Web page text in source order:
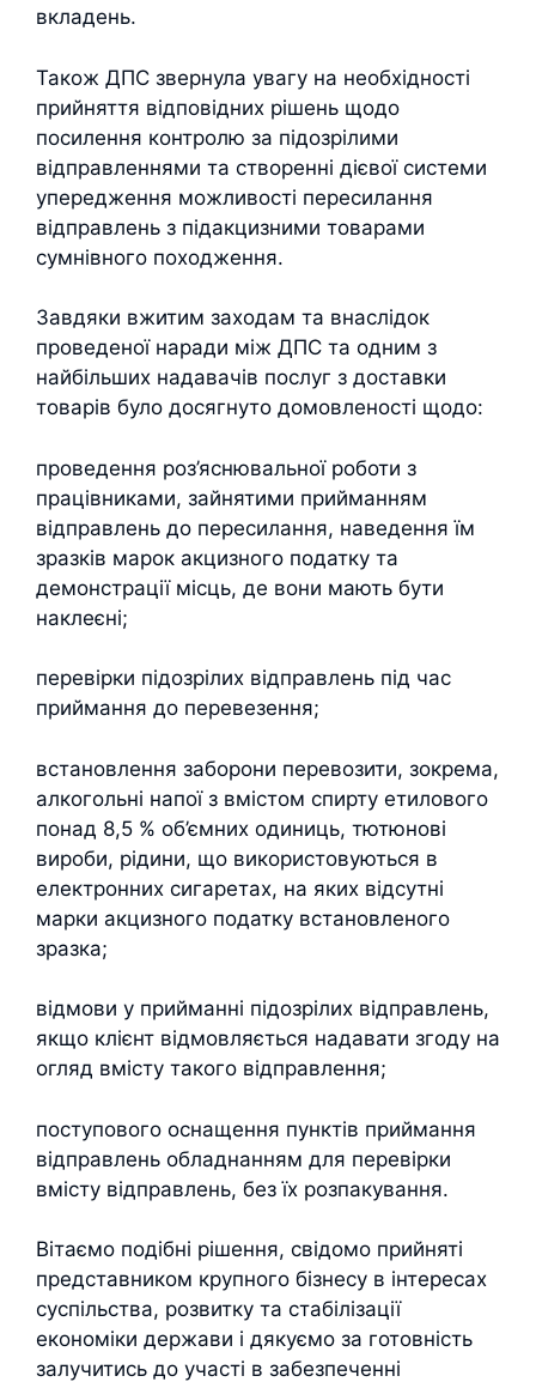
вкладень.
Також ДПС звернула увагу на необхідності
прийняття відповідних рішень щодо
посилення контролю за підозрілими
відправленнями та створенні дієвої системи
упередження можливості пересилання
відправлень з підакцизними товарами
сумнівного походження.
Завдяки вжитим заходам та внаслідок
проведеної наради між ДПС та одним з
найбільших надавачів послуг з доставки
товарів було досягнуто домовленості щодо:
проведення роз’яснювальної роботи з
працівниками, зайнятими прийманням
відправлень до пересилання, наведення їм
зразків марок акцизного податку та
демонстрації місць, де вони мають бути
наклеєні;
перевірки підозрілих відправлень під час
приймання до перевезення;
встановлення заборони перевозити, зокрема,
алкогольні напої з вмістом спирту етилового
понад 8,5 % об’ємних одиниць, тютюнові
вироби, рідини, що використовуються в
електронних сигаретах, на яких відсутні
марки акцизного податку встановленого
зразка;
відмови у прийманні підозрілих відправлень,
якщо клієнт відмовляється надавати згоду на
огляд вмісту такого відправлення;
поступового оснащення пунктів приймання
відправлень обладнанням для перевірки
вмісту відправлень, без їх розпакування.
Вітаємо подібні рішення, свідомо прийняті
представником крупного бізнесу в інтересах
суспільства, розвитку та стабілізації
економіки держави і дякуємо за готовність
залучитись до участі в забезпеченні